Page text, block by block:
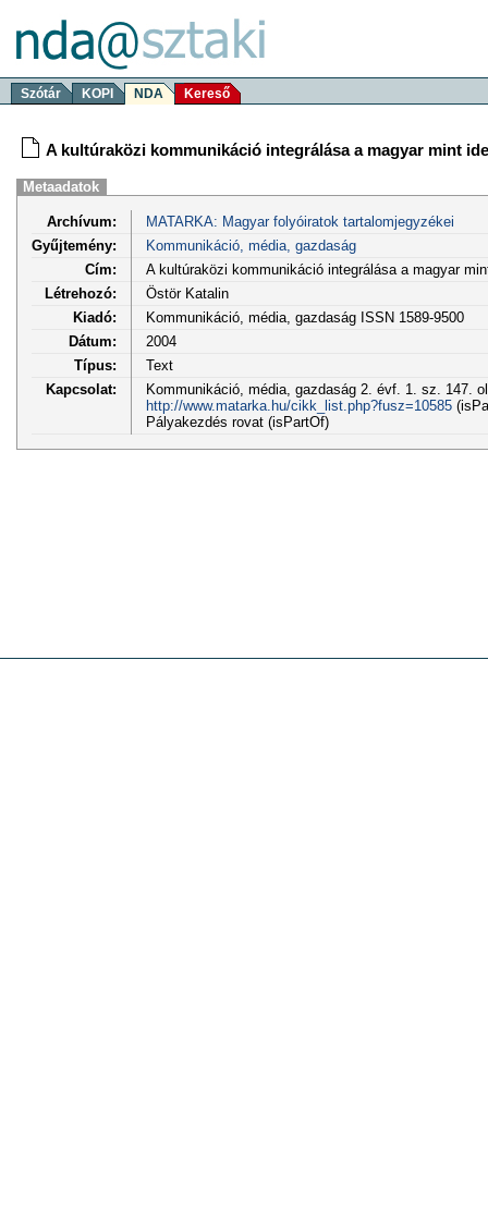
Szótár KOPI NDA Kereső
A kultúraközi kommunikáció integrálása a magyar mint
Metaadatok
Archívum:
MATARKA: Magyar folyóiratok tartalomjegyzékei
Gyűjtemény:
Kommunikáció, média, gazdaság
Cím:
A kultúraközi kommunikáció integrálása a magyar
Létrehozó:
Östör Katalin
Kiadó:
Kommunikáció, média, gazdaság ISSN 1589-9500
Dátum:
2004
Típus:
Text
Kapcsolat:
Kommunikáció, média, gazdaság 2. évf. 1. sz. 147.
http://www.matarka.hu/cikk_list.php?fusz=10585
Pályakezdés rovat (isPartOf)